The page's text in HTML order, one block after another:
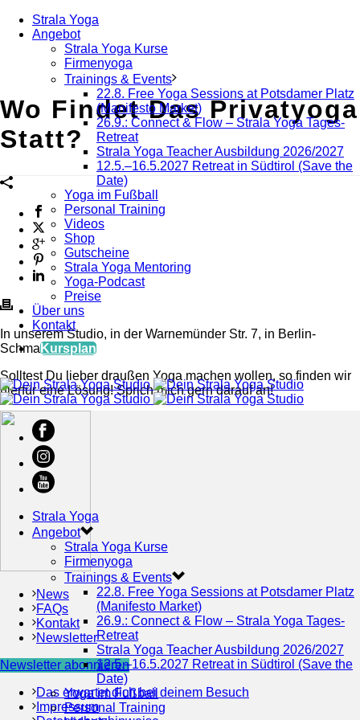
Strala Yoga
Angebot
Strala Yoga Kurse
Firmenyoga
Trainings & Events
22.8. Free Yoga Sessions at Potsdamer Platz
(Manifesto Market)
26.9.: Connect & Flow – Strala Yoga Tages-
Retreat
Strala Yoga Teacher Ausbildung 2026/2027
12.5.–16.5.2027 Retreat in Südtirol (Save the
Date)
Yoga im Fußball
Personal Training
Videos
Shop
Gutscheine
Strala Yoga Mentoring
Yoga-Podcast
Preise
Über uns
Kontakt
Kursplan
Strala Yoga
Angebot
Strala Yoga Kurse
Firmenyoga
Trainings & Events
22.8. Free Yoga Sessions at Potsdamer Platz
(Manifesto Market)
26.9.: Connect & Flow – Strala Yoga Tages-
Retreat
Strala Yoga Teacher Ausbildung 2026/2027
12.5.–16.5.2027 Retreat in Südtirol (Save the
Date)
Yoga im Fußball
Personal Training
Wo Findet Das Privatyoga
Statt?
In unserem Studio, in der Warnemünder Str. 7, in Berlin-
Schmargendorf.
Solltest Du lieber draußen Yoga machen wollen, so finden wir
hierfür eine Lösung! Sprich mich gern darauf an!
News
FAQs
Kontakt
Newsletter
Newsletter abonnieren
Das erwartet dich bei deinem Besuch
Impressum